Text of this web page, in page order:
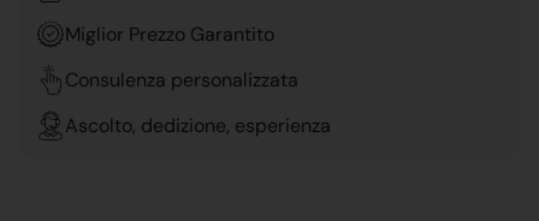
Miglior Prezzo Garantito
Consulenza personalizzata
Ascolto, dedizione, esperienza